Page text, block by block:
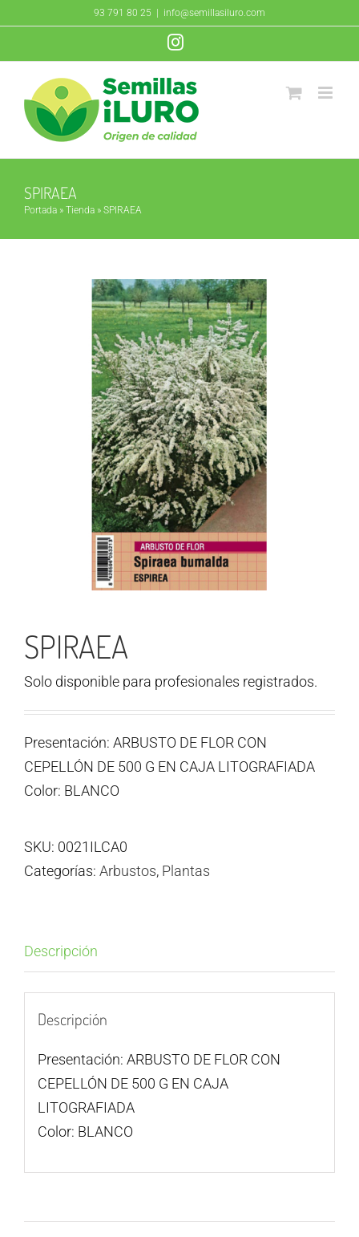
contenido
93 791 80 25 info@semillasiluro.com
Instagram
SPIRAEA
Portada » Tienda » SPIRAEA
SPIRAEA
Solo disponible para profesionales registrados.
Presentación: ARBUSTO DE FLOR CON
CEPELLÓN DE 500 G EN CAJA LITOGRAFIADA
Color: BLANCO
SKU: 0021ILCA0
Categorías: Arbustos, Plantas
Descripción
Descripción
Presentación: ARBUSTO DE FLOR CON
CEPELLÓN DE 500 G EN CAJA
LITOGRAFIADA
Color: BLANCO